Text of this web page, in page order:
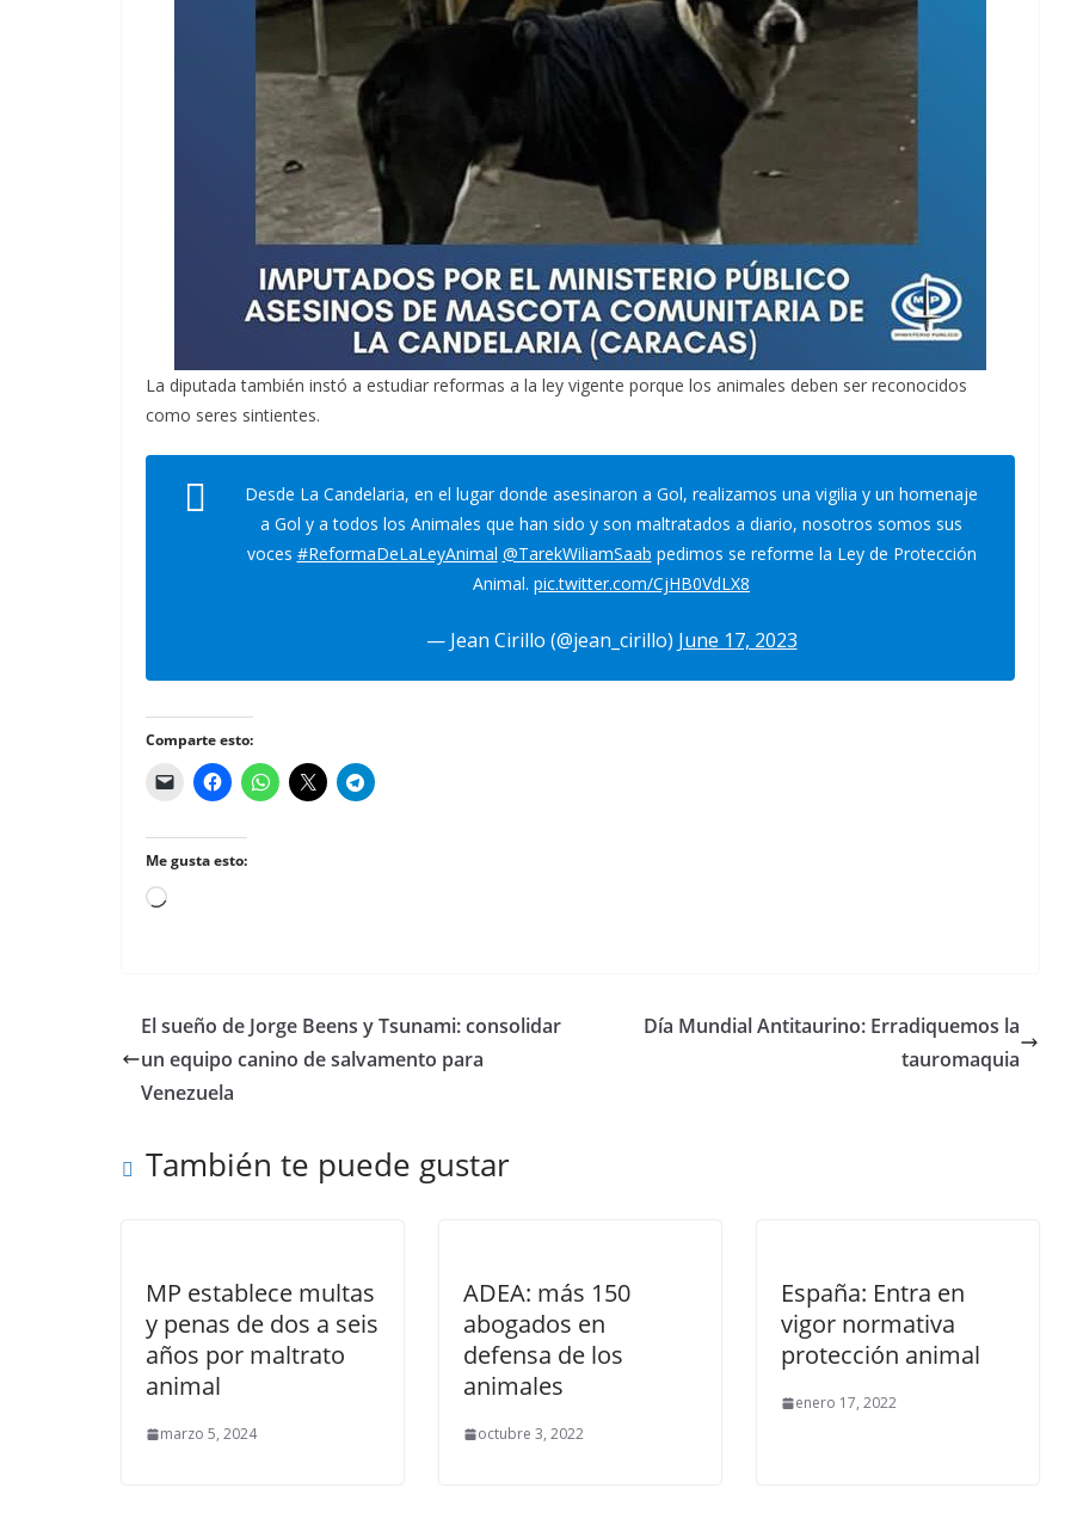
La diputada también instó a estudiar reformas a la ley vigente porque los animales deben ser reconocidos
como seres sintientes.
Desde La Candelaria, en el lugar donde asesinaron a Gol, realizamos una vigilia y un homenaje
a Gol y a todos los Animales que han sido y son maltratados a diario, nosotros somos sus
voces #ReformaDeLaLeyAnimal @TarekWiliamSaab pedimos se reforme la Ley de Protección
Animal. pic.twitter.com/CjHB0VdLX8
— Jean Cirillo (@jean_cirillo) June 17, 2023
Comparte esto:
Me gusta esto:
Cargando...
El sueño de Jorge Beens y Tsunami: consolidar
un equipo canino de salvamento para
Venezuela
Día Mundial Antitaurino: Erradiquemos la
tauromaquia
También te puede gustar
MP establece multas
y penas de dos a seis
años por maltrato
animal
marzo 5, 2024
ADEA: más 150
abogados en
defensa de los
animales
octubre 3, 2022
España: Entra en
vigor normativa
protección animal
enero 17, 2022